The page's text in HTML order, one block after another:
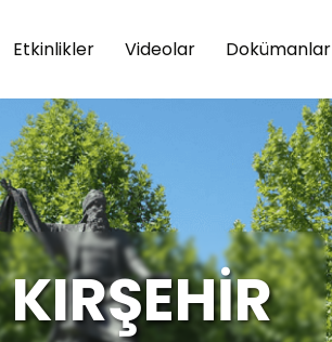
Etkinlikler Videolar Dokümanlar
KIRŞEHİR